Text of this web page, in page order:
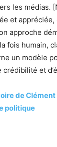
les médias.
et appréciée,
approche
fois humain,
un modèle
et
de
politique